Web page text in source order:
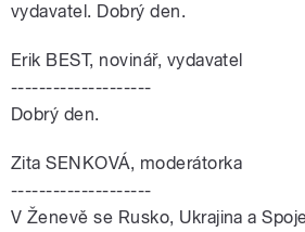
vydavatel. Dobrý den.
Erik BEST, novinář, vydavatel
--------------------
Dobrý den.
Zita SENKOVÁ, moderátorka
--------------------
V Ženevě se Rusko, Ukrajina a